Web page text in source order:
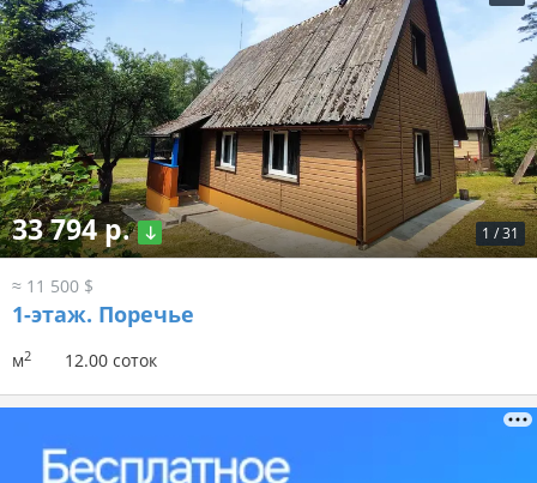
1 /31
33 794 р.
≈ 11 500 $
1-этаж. Поречье
м2 12.00 соток